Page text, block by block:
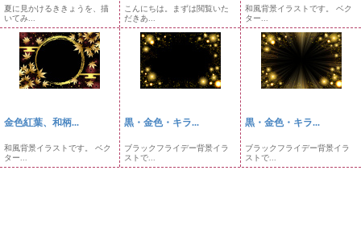
夏に見かけるききょうを、描
いてみ...
こんにちは。まずは閲覧いた
だきあ...
和風背景イラストです。 ベク
ター...
金色紅葉、和柄...
和風背景イラストです。 ベク
ター...
黒・金色・キラ...
ブラックフライデー背景イラ
ストで...
黒・金色・キラ...
ブラックフライデー背景イラ
ストで...